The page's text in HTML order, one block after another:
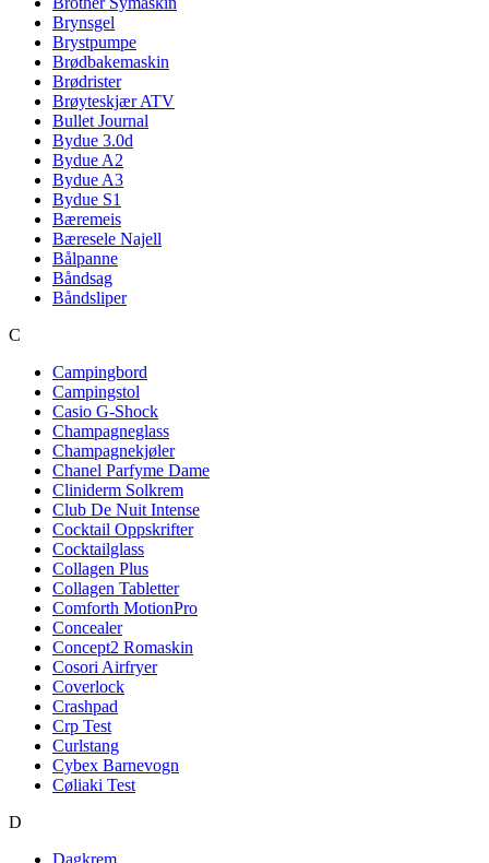
Brynsgel
Brystpumpe
Brødbakemaskin
Brødrister
Brøyteskjær ATV
Bullet Journal
Bydue 3.0d
Bydue A2
Bydue A3
Bydue S1
Bæremeis
Bæresele Najell
Bålpanne
Båndsag
Båndsliper
C
Campingbord
Campingstol
Casio G-Shock
Champagneglass
Champagnekjøler
Chanel Parfyme Dame
Cliniderm Solkrem
Club De Nuit Intense
Cocktail Oppskrifter
Cocktailglass
Collagen Plus
Collagen Tabletter
Comforth MotionPro
Concealer
Concept2 Romaskin
Cosori Airfryer
Coverlock
Crashpad
Crp Test
Curlstang
Cybex Barnevogn
Cøliaki Test
D
Dagkrem